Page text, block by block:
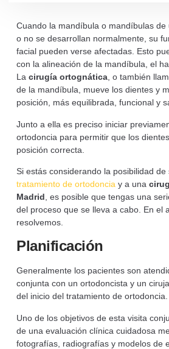
Cuando la mandíbula o mandíbulas de
o no se desarrollan normalmente, su
facial pueden verse afectadas. Esto
con la alineación de la mandíbula, el
Lacirugía ortognática, o también
de la mandíbula, mueve los dientes y
posición, más equilibrada, funcional y
Junto a ella es preciso iniciar
ortodoncia para permitir que los
posición correcta.
Si estás considerando la posibilidad
tratamiento de ortodoncia y a una
Madrid , es posible que tengas una
del proceso que se lleva a cabo. En el
resolvemos.
Planificación
Generalmente los pacientes son
conjunta con un ortodoncista y un
del inicio del tratamiento de ortodoncia.
Uno de los objetivos de esta visita
de una evaluación clínica cuidadosa
fotografías, radiografías y modelos de